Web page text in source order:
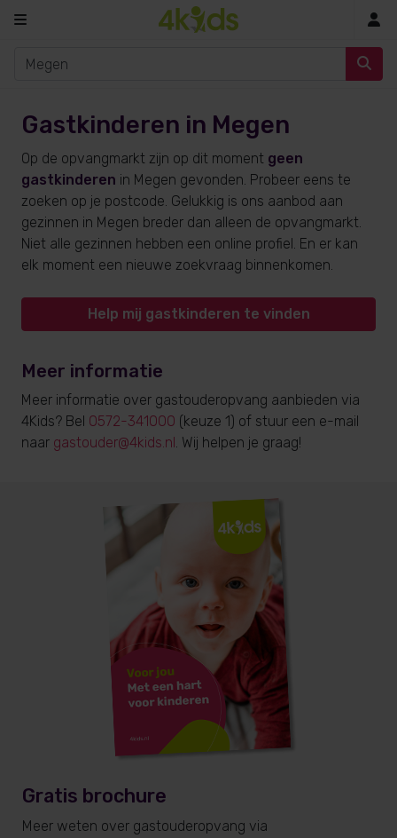
Gastkinderen in Megen
Op de opvangmarkt zijn op dit moment geen
gastkinderen in Megen gevonden. Probeer eens te
zoeken op je postcode. Gelukkig is ons aanbod aan
gezinnen in Megen breder dan alleen de opvangmarkt.
Niet alle gezinnen hebben een online profiel. En er kan
elk moment een nieuwe zoekvraag binnenkomen.
Help mij gastkinderen te vinden
Meer informatie
Meer informatie over gastouderopvang aanbieden via
4Kids? Bel 0572-341000 (keuze 1) of stuur een e-mail
naar gastouder@4kids.nl. Wij helpen je graag!
Gratis brochure
Meer weten over gastouderopvang via